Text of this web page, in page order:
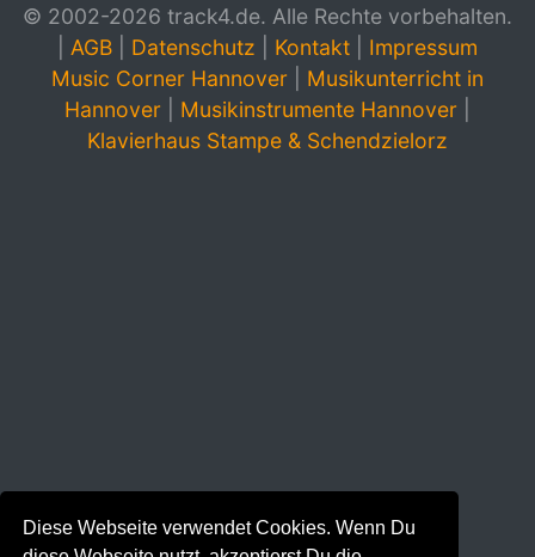
Diese Webseite verwendet Cookies. Wenn Du
© 2002-2026 track4.de. Alle Rechte vorbehalten.
AGB Datenschutz Kontakt
Impressum
Music Corner Hannover
Musikunterricht in
Hannover
Musikinstrumente Hannover
Klavierhaus Stampe & Schendzielorz